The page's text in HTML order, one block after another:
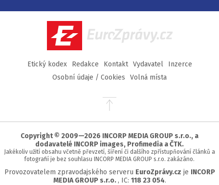
Facebook
TwitterInstagram
YouTube
EuroZprávy.cz
Etický kodex Redakce Kontakt Vydavatel
Inzerce
Osobní údaje / Cookies
Volná místa
Přejít
stránky
Copyright © 2009—2026 INCORP MEDIA GROUP s.r.o., a
dodavatelé INCORP images, Profimedia a ČTK.
Jakékoliv užití obsahu včetně převzetí, šíření či dalšího zpřístupňování článků a
fotografií je bez souhlasu INCORP MEDIA GROUP s.r.o. zakázáno.
Provozovatelem zpravodajského serveru EuroZprávy.cz je INCORP
MEDIA GROUP s.r.o. , IC: 118 23 054.